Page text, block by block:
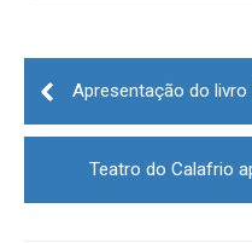
Post
navigation
Teatro do Calafrio